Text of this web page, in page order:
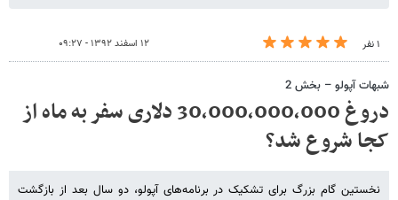
۱ نفر ۱۲ اسفند ۱۳۹۲ - ۰۹:۲۷
شبهات آپولو – بخش 2
دروغ 30,000,000,000 دلاری سفر به ماه از
کجا شروع شد؟
نخستین گام بزرگ برای تشکیک در برنامه‌های آپولو، دو سال بعد از بازگشت